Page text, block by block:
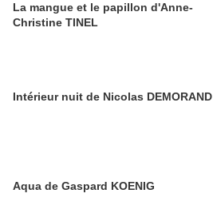
La mangue et le papillon d'Anne-
Christine TINEL
Intérieur nuit de Nicolas DEMORAND
Aqua de Gaspard KOENIG